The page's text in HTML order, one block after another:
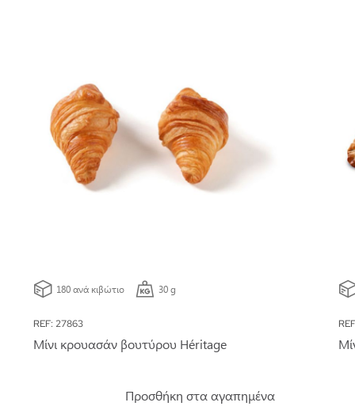
180 ανά κιβώτιο 30 g
REF: 27863
Μίνι κρουασάν βουτύρου Héritage
Προσθήκη στα αγαπημένα